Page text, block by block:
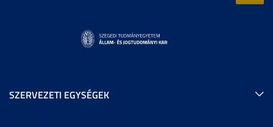
SZERVEZETI EGYSÉGEK